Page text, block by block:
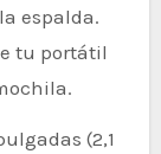
espalda.
tu portátil
(2,1